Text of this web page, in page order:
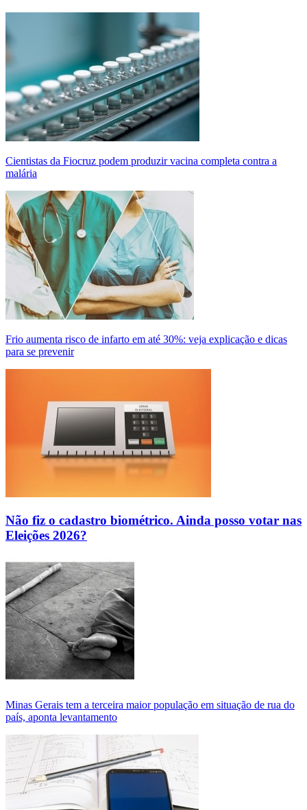
Cientistas da Fiocruz podem produzir vacina completa contra a
malária
Frio aumenta risco de infarto em até 30%: veja explicação e dicas
para se prevenir
Não fiz o cadastro biométrico. Ainda posso votar nas
Eleições 2026?
Minas Gerais tem a terceira maior população em situação de rua do
país, aponta levantamento